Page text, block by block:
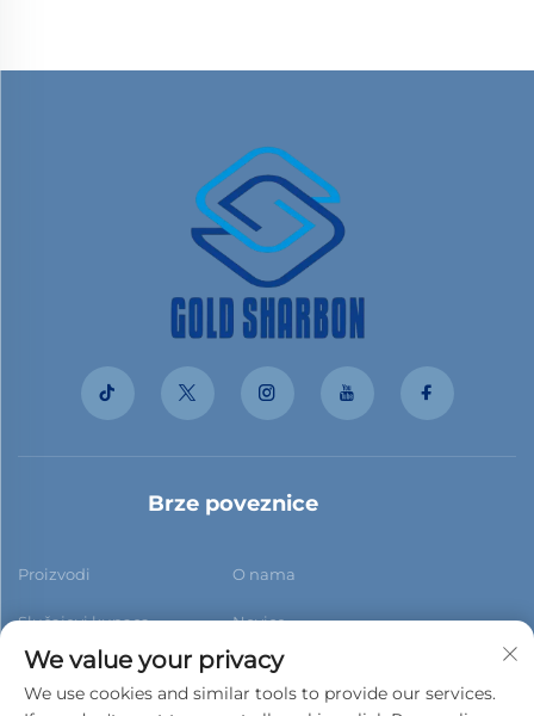
Brze poveznice
Proizvodi O nama
Slučajevi kupaca Novice
Kontaktiraj nas Blog
We value your privacy
We use cookies and similar tools to provide our services.